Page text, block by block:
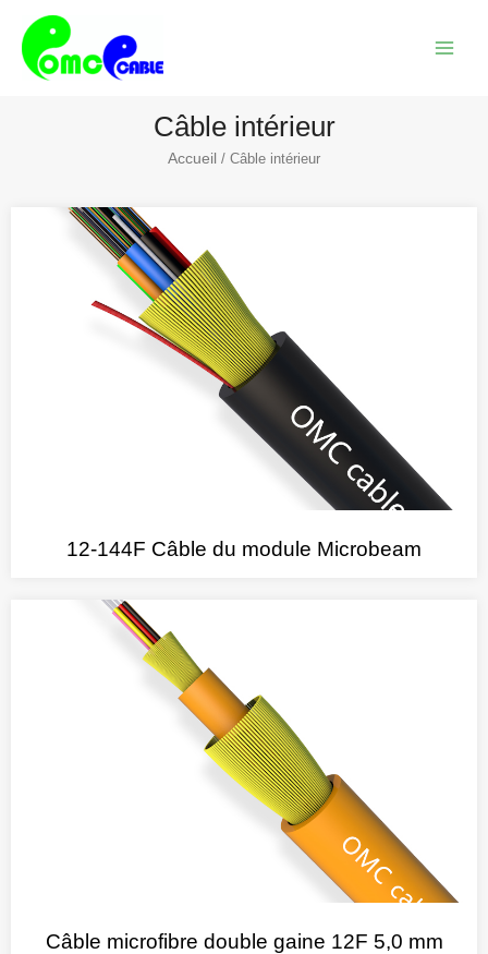
content
Câble intérieur
Accueil / Câble intérieur
12-144F Câble du module Microbeam
Câble microfibre double gaine 12F 5,0 mm